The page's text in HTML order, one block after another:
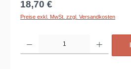
Regulärer Preis:
18,70 €
Preise exkl. MwSt. zzgl. Versandkosten